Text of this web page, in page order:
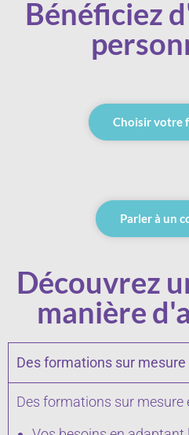
Bénéficiez
Choisir votre
Parler à un
Découvrez
manière
Des formations sur mesure
Des formations sur mesure